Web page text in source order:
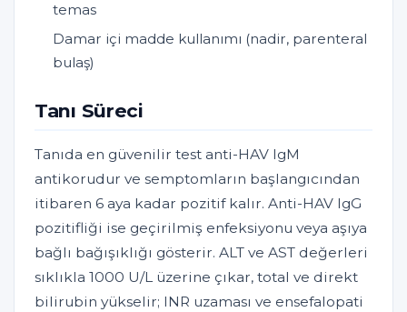
temas
Damar içi madde kullanımı (nadir, parenteral
bulaş)
Tanı Süreci
Tanıda en güvenilir test anti-HAV IgM
antikorudur ve semptomların başlangıcından
itibaren 6 aya kadar pozitif kalır. Anti-HAV IgG
pozitifliği ise geçirilmiş enfeksiyonu veya aşıya
bağlı bağışıklığı gösterir. ALT ve AST değerleri
sıklıkla 1000 U/L üzerine çıkar, total ve direkt
bilirubin yükselir; INR uzaması ve ensefalopati